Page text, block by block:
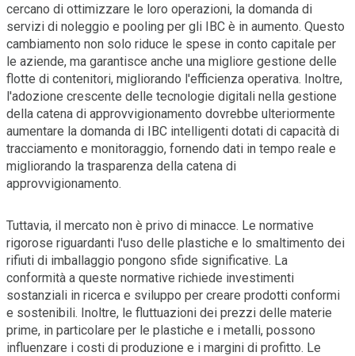
cercano di ottimizzare le loro operazioni, la domanda di
servizi di noleggio e pooling per gli IBC è in aumento. Questo
cambiamento non solo riduce le spese in conto capitale per
le aziende, ma garantisce anche una migliore gestione delle
flotte di contenitori, migliorando l'efficienza operativa. Inoltre,
l'adozione crescente delle tecnologie digitali nella gestione
della catena di approvvigionamento dovrebbe ulteriormente
aumentare la domanda di IBC intelligenti dotati di capacità di
tracciamento e monitoraggio, fornendo dati in tempo reale e
migliorando la trasparenza della catena di
approvvigionamento.
Tuttavia, il mercato non è privo di minacce. Le normative
rigorose riguardanti l'uso delle plastiche e lo smaltimento dei
rifiuti di imballaggio pongono sfide significative. La
conformità a queste normative richiede investimenti
sostanziali in ricerca e sviluppo per creare prodotti conformi
e sostenibili. Inoltre, le fluttuazioni dei prezzi delle materie
prime, in particolare per le plastiche e i metalli, possono
influenzare i costi di produzione e i margini di profitto. Le